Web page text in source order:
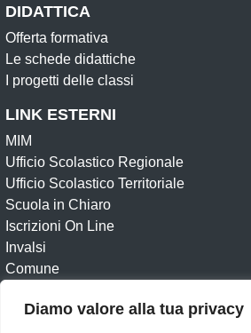
Diamo valore alla tua privacy
DIDATTICA
Offerta formativa
Le schede didattiche
I progetti delle classi
LINK ESTERNI
MIM
Ufficio Scolastico Regionale
Ufficio Scolastico Territoriale
Scuola in Chiaro
Iscrizioni On Line
Invalsi
Comune